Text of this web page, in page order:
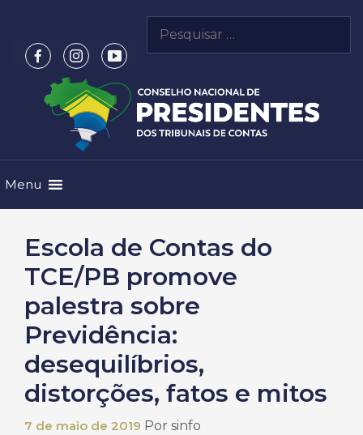
conteúdo
por:
Menu
Escola de Contas do
TCE/PB promove
palestra sobre
Previdência:
desequilíbrios,
distorções, fatos e mitos
7 de maio de 2019 Por sinfo